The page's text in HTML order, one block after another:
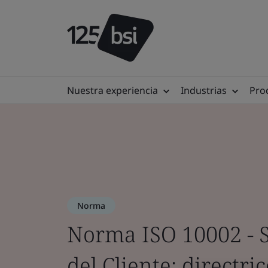
Nuestra experiencia Industrias
Norma
Norma ISO 10002 -